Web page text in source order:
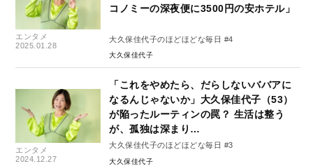
エンタメ
2025.01.28
コノミーの深夜便に3500円の安ホテル」
大久保佳代子のほどほどな毎日 #4
大久保佳代子
エンタメ
2024.12.27
「これをやめたら、だらしないババアに
なるんじゃないか」大久保佳代子（53）
が陥ったルーティンの罠？ 生活は整う
が、孤独は深まり…
大久保佳代子のほどほどな毎日 #3
大久保佳代子